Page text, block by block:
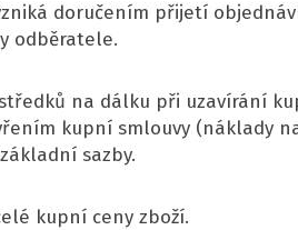
doručením přijetí
odběratele.
na dálku při uzavírání
kupní smlouvy
sazby.
kupní ceny zboží.